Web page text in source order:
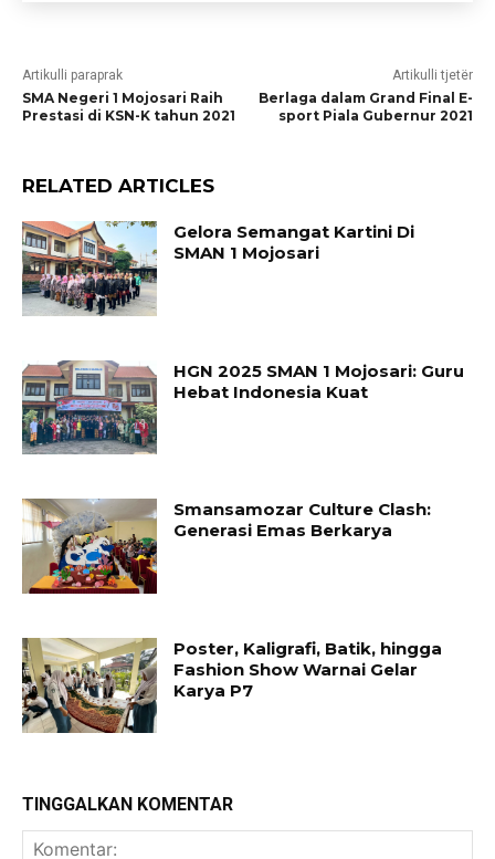
Artikulli paraprak
SMA Negeri 1 Mojosari Raih
Prestasi di KSN-K tahun 2021
Artikulli tjetër
Berlaga dalam Grand Final E-
sport Piala Gubernur 2021
RELATED ARTICLES
Gelora Semangat Kartini Di
SMAN 1 Mojosari
HGN 2025 SMAN 1 Mojosari: Guru
Hebat Indonesia Kuat
Smansamozar Culture Clash:
Generasi Emas Berkarya
Poster, Kaligrafi, Batik, hingga
Fashion Show Warnai Gelar
Karya P7
TINGGALKAN KOMENTAR